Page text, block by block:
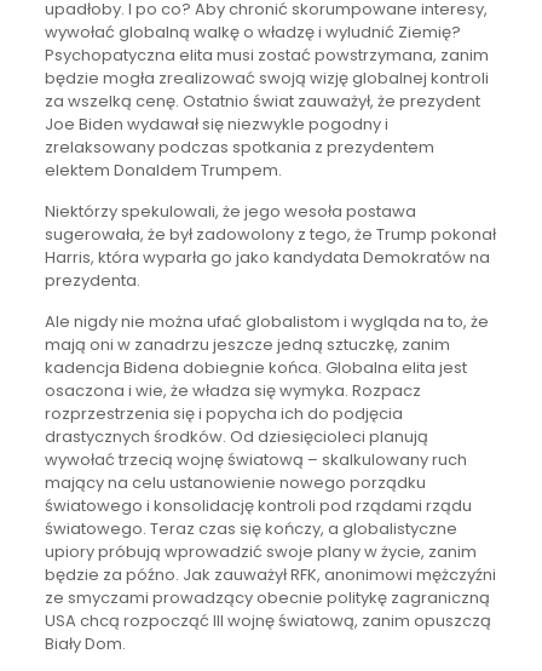
upadłoby. I po co? Aby chronić skorumpowane interesy,
wywołać globalną walkę o władzę i wyludnić Ziemię?
Psychopatyczna elita musi zostać powstrzymana, zanim
będzie mogła zrealizować swoją wizję globalnej kontroli
za wszelką cenę. Ostatnio świat zauważył, że prezydent
Joe Biden wydawał się niezwykle pogodny i
zrelaksowany podczas spotkania z prezydentem
elektem Donaldem Trumpem.
Niektórzy spekulowali, że jego wesoła postawa
sugerowała, że był zadowolony z tego, że Trump pokonał
Harris, która wyparła go jako kandydata Demokratów na
prezydenta.
Ale nigdy nie można ufać globalistom i wygląda na to, że
mają oni w zanadrzu jeszcze jedną sztuczkę, zanim
kadencja Bidena dobiegnie końca. Globalna elita jest
osaczona i wie, że władza się wymyka. Rozpacz
rozprzestrzenia się i popycha ich do podjęcia
drastycznych środków. Od dziesięcioleci planują
wywołać trzecią wojnę światową – skalkulowany ruch
mający na celu ustanowienie nowego porządku
światowego i konsolidację kontroli pod rządami rządu
światowego. Teraz czas się kończy, a globalistyczne
upiory próbują wprowadzić swoje plany w życie, zanim
będzie za późno. Jak zauważył RFK, anonimowi mężczyźni
ze smyczami prowadzący obecnie politykę zagraniczną
USA chcą rozpocząć III wojnę światową, zanim opuszczą
Biały Dom.